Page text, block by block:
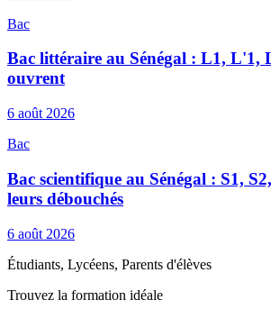
Bac
Bac littéraire au Sénégal : L1, L'1,
ouvrent
6 août 2026
Bac
Bac scientifique au Sénégal : S1,
leurs débouchés
6 août 2026
Étudiants, Lycéens, Parents d'élèves
Trouvez la formation idéale